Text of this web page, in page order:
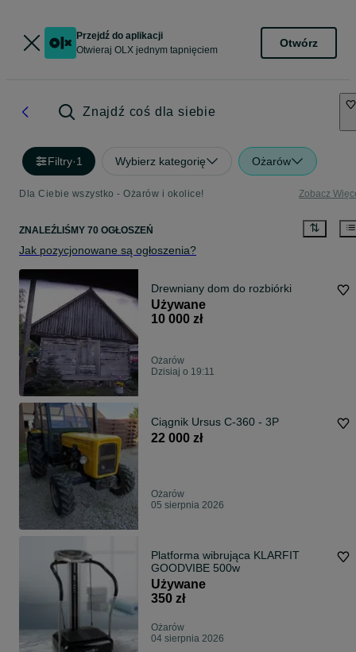
Przejdź do aplikacji
Otwieraj OLX jednym tapnięciem
Otwórz
Znajdź coś dla siebie
Filtry·1 Wybierz kategorię Ożarów
Dla Ciebie wszystko - Ożarów i okolice! Zobacz
ZNALEŹLIŚMY 70 OGŁOSZEŃ
Jak pozycjonowane są ogłoszenia?
Drewniany dom do rozbiórki
Używane
10 000 zł
Ożarów
Dzisiaj o 19:11
Ciągnik Ursus C-360 - 3P
22 000 zł
Ożarów
05 sierpnia 2026
Platforma wibrująca KLARFIT
GOODVIBE 500w
Używane
350 zł
Ożarów
04 sierpnia 2026